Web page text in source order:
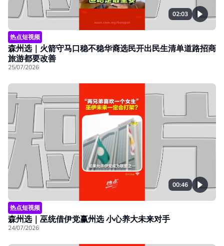
02:03
热点短视频
森州选｜火箭守马口稳不稳华裔选民开出民生清单道路招商
旅游都要改善
25/07/2026
00:46
热点短视频
森州选｜巫统借伊党赢州选 小心养大未来对手
24/07/2026